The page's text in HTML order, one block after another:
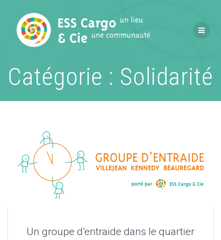
contenu
Catégorie : Solidarité
Un groupe d’entraide dans le quartier